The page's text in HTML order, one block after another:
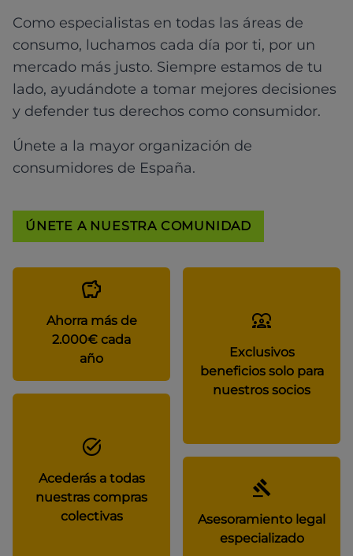
Como especialistas en todas las áreas de
consumo, luchamos cada día por ti, por un
mercado más justo. Siempre estamos de tu
lado, ayudándote a tomar mejores decisiones
y defender tus derechos como consumidor.
Únete a la mayor organización de
consumidores de España.
ÚNETE A NUESTRA COMUNIDAD
Ahorra más de
2.000€ cada
año
Exclusivos
beneficios solo para
nuestros socios
Acederás a todas
nuestras compras
colectivas
Asesoramiento legal
especializado